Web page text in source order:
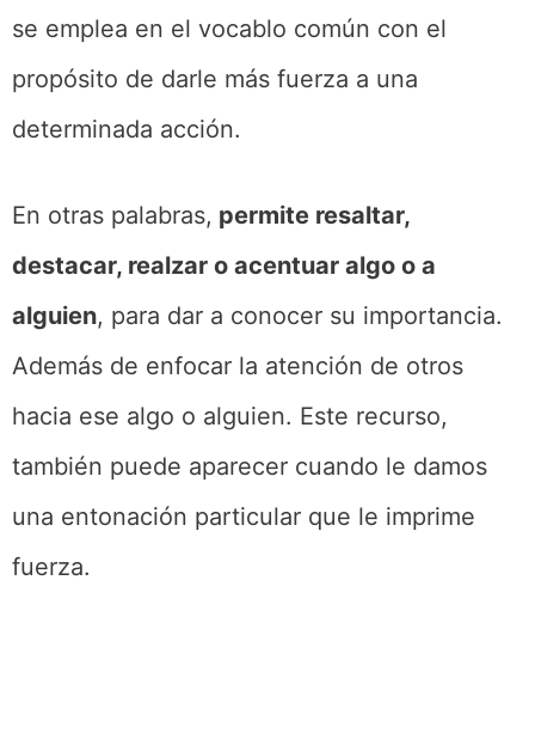
se emplea en el vocablo común con el
propósito de darle más fuerza a una
determinada acción.
En otras palabras, permite resaltar,
destacar, realzar o acentuar algo o a
alguien, para dar a conocer su importancia.
Además de enfocar la atención de otros
hacia ese algo o alguien. Este recurso,
también puede aparecer cuando le damos
una entonación particular que le imprime
fuerza.